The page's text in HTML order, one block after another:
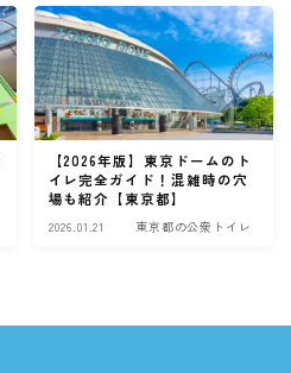
【2026年版】東京ドームのト
イレ完全ガイド！混雑時の穴
場も紹介【東京都】
2026.01.21 東京都の公衆トイレ